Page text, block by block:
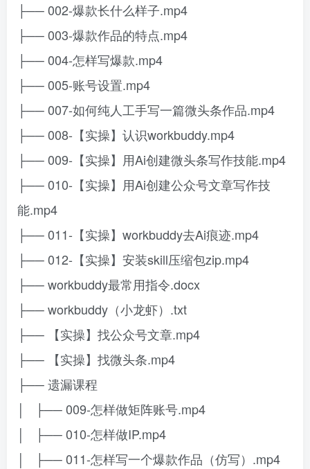
├── 002-爆款长什么样子.mp4
├── 003-爆款作品的特点.mp4
├── 004-怎样写爆款.mp4
├── 005-账号设置.mp4
├── 007-如何纯人工手写一篇微头条作品.mp4
├── 008-【实操】认识workbuddy.mp4
├── 009-【实操】用Ai创建微头条写作技能.mp4
├── 010-【实操】用Ai创建公众号文章写作技
能.mp4
├── 011-【实操】workbuddy去Ai痕迹.mp4
├── 012-【实操】安装skill压缩包zip.mp4
├── workbuddy最常用指令.docx
├── workbuddy（小龙虾）.txt
├── 【实操】找公众号文章.mp4
├── 【实操】找微头条.mp4
├── 遗漏课程
│ ├── 009-怎样做矩阵账号.mp4
│ ├── 010-怎样做IP.mp4
│ ├── 011-怎样写一个爆款作品（仿写）.mp4